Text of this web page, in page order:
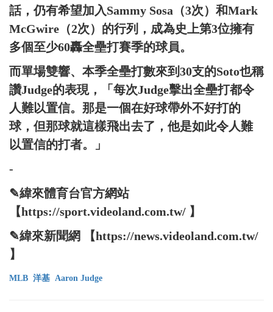
話，仍有希望加入Sammy Sosa（3次）和Mark
McGwire（2次）的行列，成為史上第3位擁有
多個至少60轟全壘打賽季的球員。
而單場雙響、本季全壘打數來到30支的Soto也稱
讚Judge的表現，「每次Judge擊出全壘打都令
人難以置信。那是一個在好球帶外不好打的
球，但那球就這樣飛出去了，他是如此令人難
以置信的打者。」
-
✎緯來體育台官方網站
【https://sport.videoland.com.tw/ 】
✎緯來新聞網 【https://news.videoland.com.tw/
】
MLB 洋基 Aaron Judge